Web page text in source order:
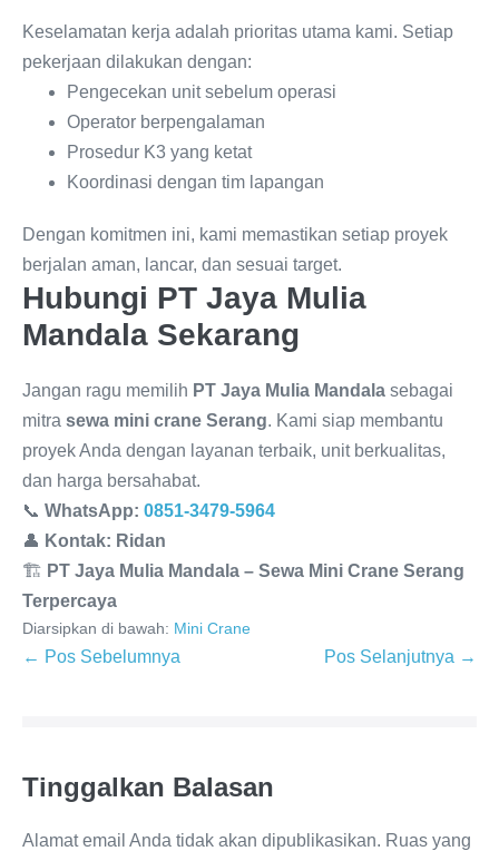
Keselamatan kerja adalah prioritas utama kami. Setiap
pekerjaan dilakukan dengan:
Pengecekan unit sebelum operasi
Operator berpengalaman
Prosedur K3 yang ketat
Koordinasi dengan tim lapangan
Dengan komitmen ini, kami memastikan setiap proyek
berjalan aman, lancar, dan sesuai target.
Hubungi PT Jaya Mulia
Mandala Sekarang
Jangan ragu memilih PT Jaya Mulia Mandala sebagai
mitra sewa mini crane Serang. Kami siap membantu
proyek Anda dengan layanan terbaik, unit berkualitas,
dan harga bersahabat.
📞 WhatsApp: 0851-3479-5964
👤 Kontak: Ridan
🏗️ PT Jaya Mulia Mandala – Sewa Mini Crane Serang
Terpercaya
Diarsipkan di bawah: Mini Crane
← Pos Sebelumnya Pos Selanjutnya →
Tinggalkan Balasan
Alamat email Anda tidak akan dipublikasikan. Ruas yang